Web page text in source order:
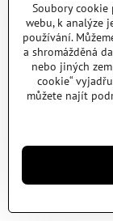
Soubory
webu, k analýze
používání.
a shromážděná
nebo jiných
cookie“
můžete najít